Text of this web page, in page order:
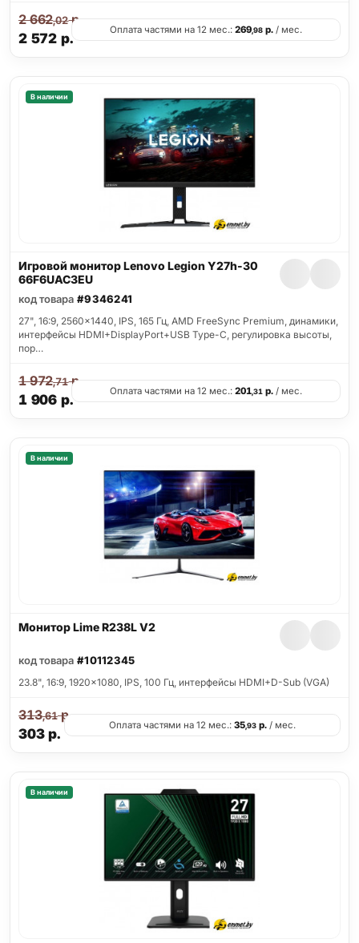
2 572 р.
2 662,02р.
Оплата частями на 12 мес.: 269,98 р. / мес.
В наличии
Игровой монитор Lenovo Legion Y27h-30
66F6UAC3EU
код товара #9346241
27", 16:9, 2560x1440, IPS, 165 Гц, AMD FreeSync Premium, динамики,
интерфейсы HDMI+DisplayPort+USB Type-C, регулировка высоты,
пор…
1 906 р.
1 972,71р.
Оплата частями на 12 мес.: 201,31 р. / мес.
В наличии
Монитор Lime R238L V2
код товара #10112345
23.8", 16:9, 1920x1080, IPS, 100 Гц, интерфейсы HDMI+D-Sub (VGA)
303р.
313,61р.
Оплата частями на 12 мес.: 35,93р./ мес.
В наличии